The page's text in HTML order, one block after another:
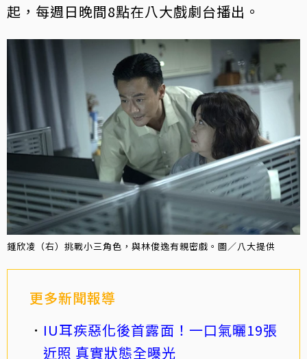
起，每週日晚間8點在八大戲劇台播出。
鍾欣凌（右）挑戰小三角色，與林俊逸有親密戲。圖／八大提供
更多新聞報導
IU耳疾惡化後首露面！一口氣曬19張
近照 真實狀態全曝光